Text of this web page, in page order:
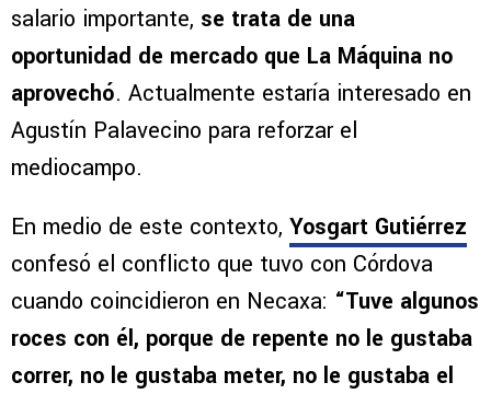
salario importante, se trata de una
oportunidad de mercado que La Máquina no
aprovechó. Actualmente estaría interesado en
Agustín Palavecino para reforzar el
mediocampo.
En medio de este contexto, Yosgart Gutiérrez
confesó el conflicto que tuvo con Córdova
cuando coincidieron en Necaxa: “Tuve algunos
roces con él, porque de repente no le gustaba
correr, no le gustaba meter, no le gustaba el